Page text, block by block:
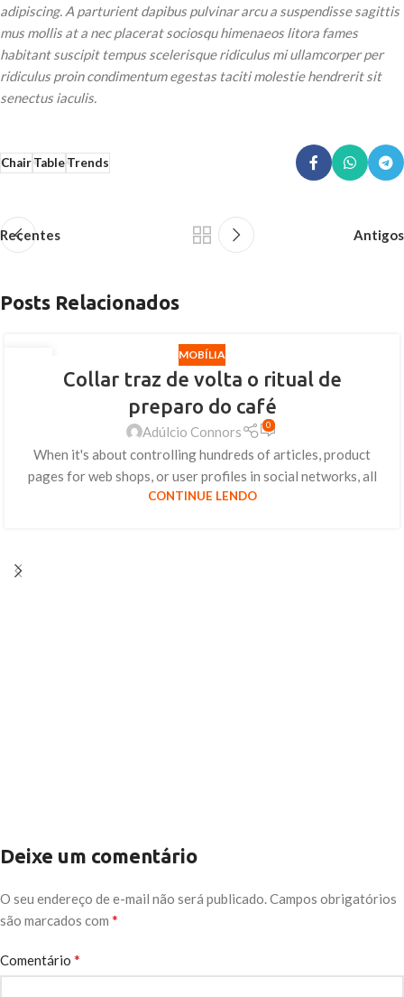
adipiscing. A parturient dapibus pulvinar arcu a suspendisse sagittis
mus mollis at a nec placerat sociosqu himenaeos litora fames
habitant suscipit tempus scelerisque ridiculus mi ullamcorper per
ridiculus proin condimentum egestas taciti molestie hendrerit sit
senectus iaculis.
ChairTableTrends
Recentes Antigos
Posts Relacionados
MOBÍLIA
Collar traz de volta o ritual de
preparo do café
Adúlcio Connors 0
When it's about controlling hundreds of articles, product
pages for web shops, or user profiles in social networks, all
CONTINUE LENDO
Deixe um comentário
O seu endereço de e-mail não será publicado.Campos obrigatórios
são marcados com *
Comentário *